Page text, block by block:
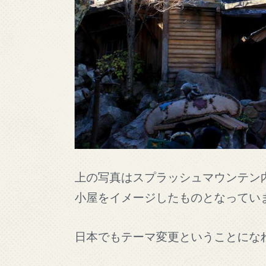
上の写真はスプラッシュマウンテ
小屋をイメージしたものとなってい
日本でもテーマ変更ということにな